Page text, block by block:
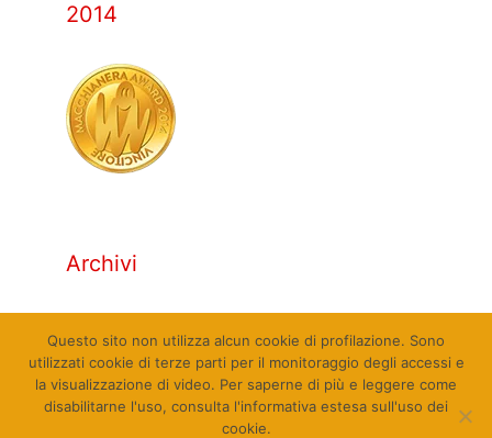
2014
Archivi
Questo sito non utilizza alcun cookie di profilazione. Sono
utilizzati cookie di terze parti per il monitoraggio degli accessi e
la visualizzazione di video. Per saperne di più e leggere come
disabilitarne l'uso, consulta l'informativa estesa sull'uso dei
cookie.